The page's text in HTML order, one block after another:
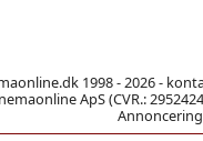
1998 - 2026 -
ApS (CVR.: